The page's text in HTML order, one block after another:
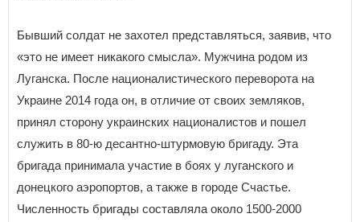
Бывший солдат не захотел представляться, заявив, что
«это не имеет никакого смысла». Мужчина родом из
Луганска. После националистического переворота на
Украине 2014 года он, в отличие от своих земляков,
принял сторону украинских националистов и пошел
служить в 80-ю десантно-штурмовую бригаду. Эта
бригада принимала участие в боях у луганского и
донецкого аэропортов, а также в городе Счастье.
Численность бригады составляла около 1500-2000